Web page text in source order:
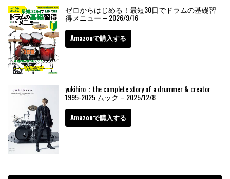
ゼロからはじめる！最短30日でドラムの基礎習
得メニュー – 2026/9/16
Amazonで購入する
yukihiro：the complete story of a drummer & creator
1995-2025 ムック – 2025/12/8
Amazonで購入する